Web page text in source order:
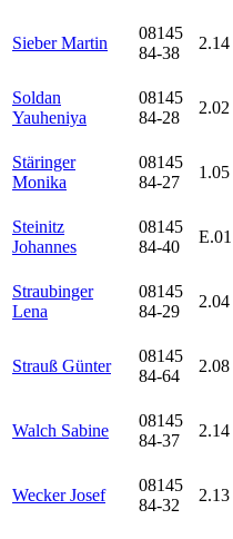
Sieber Martin
08145
84-38
2.14
Soldan
Yauheniya
08145
84-28
2.02
Stäringer
Monika
08145
84-27
1.05
Steinitz
Johannes
08145
84-40
E.01
Straubinger
Lena
08145
84-29
2.04
Strauß Günter
08145
84-64
2.08
Walch Sabine
08145
84-37
2.14
Wecker Josef
08145
84-32
2.13